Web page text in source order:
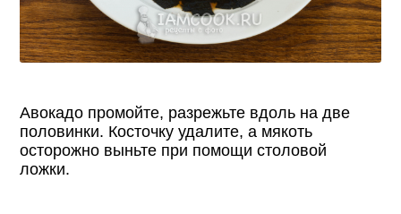
Авокадо промойте, разрежьте вдоль на две
половинки. Косточку удалите, а мякоть
осторожно выньте при помощи столовой
ложки.